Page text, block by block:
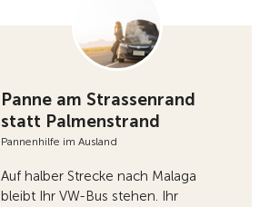
Panne am Strassenrand
statt Palmenstrand
Pannenhilfe im Ausland
Auf halber Strecke nach Malaga
bleibt Ihr VW-Bus stehen. Ihr